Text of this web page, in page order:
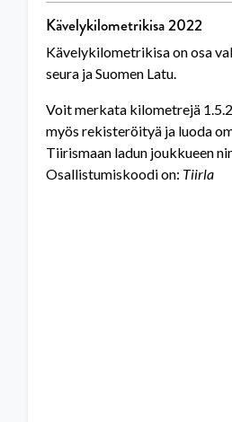
Kävelykilometrikisa 2022
Kävelykilometrikisa on osa
seura ja Suomen Latu.
Voit merkata kilometrejä
myös rekisteröityä ja luoda
Tiirismaan ladun joukkueen
Osallistumiskoodi on: Tiirla